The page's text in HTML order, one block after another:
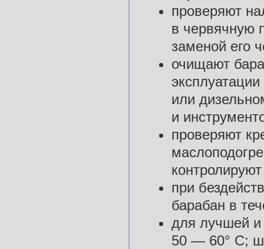
проверяют
в червячную
заменой его
очищают
или
и
проверяют
при
барабан в
для лучшей и
50 — 60° С;